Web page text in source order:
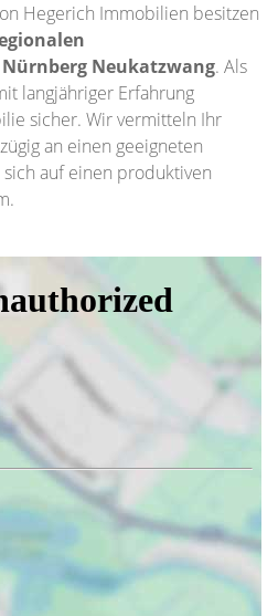
Hegerich Immobilien besitzen
Neukatzwang. Als
langjähriger Erfahrung
sicher. Wir vermitteln Ihr
an einen geeigneten
auf einen produktiven